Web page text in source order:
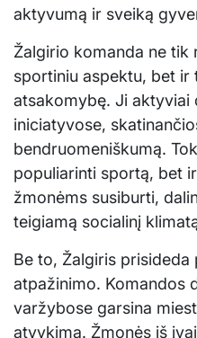
aktyvumą ir sveiką
Žalgirio komanda ne tik
sportiniu aspektu, bet ir
atsakomybę. Ji aktyviai
iniciatyvose,
bendruomeniškumą.
populiarinti sportą, bet
žmonėms susiburti,
teigiamą socialinį
Be to, Žalgiris
atpažinimo. Komandos
varžybose garsina
atvykimą. Žmonės iš